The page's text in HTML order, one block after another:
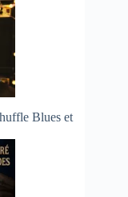
Blues et